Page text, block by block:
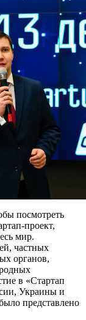
посмотреть
проект,
мир.
частных
органов,
в «Стартап
Украины и
представлено